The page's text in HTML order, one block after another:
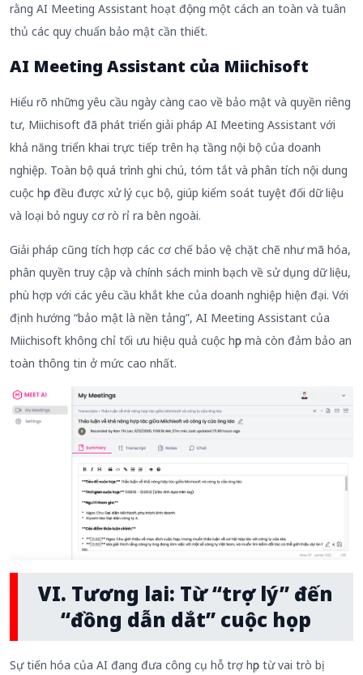
rằng AI Meeting Assistant hoạt động một cách an toàn và tuân
thủ các quy chuẩn bảo mật cần thiết.
AI Meeting Assistant của Miichisoft
Hiểu rõ những yêu cầu ngày càng cao về bảo mật và quyền riêng
tư, Miichisoft đã phát triển giải pháp AI Meeting Assistant với
khả năng triển khai trực tiếp trên hạ tầng nội bộ của doanh
nghiệp. Toàn bộ quá trình ghi chú, tóm tắt và phân tích nội dung
cuộc họp đều được xử lý cục bộ, giúp kiểm soát tuyệt đối dữ liệu
và loại bỏ nguy cơ rò rỉ ra bên ngoài.
Giải pháp cũng tích hợp các cơ chế bảo vệ chặt chẽ như mã hóa,
phân quyền truy cập và chính sách minh bạch về sử dụng dữ liệu,
phù hợp với các yêu cầu khắt khe của doanh nghiệp hiện đại. Với
định hướng “bảo mật là nền tảng”, AI Meeting Assistant của
Miichisoft không chỉ tối ưu hiệu quả cuộc họp mà còn đảm bảo an
toàn thông tin ở mức cao nhất.
VI. Tương lai: Từ “trợ lý” đến
“đồng dẫn dắt” cuộc họp
Sự tiến hóa của AI đang đưa công cụ hỗ trợ họp từ vai trò bị